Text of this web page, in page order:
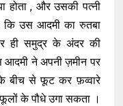
होता , और उसकी पत्नी
कि उस आदमी का रुतबा
ही समुद्र के अंदर की
आदमी ने अपनी ज़मीन पर
के बीच से फूट कर फ़व्वारे
के पौधे उगा सकता ।